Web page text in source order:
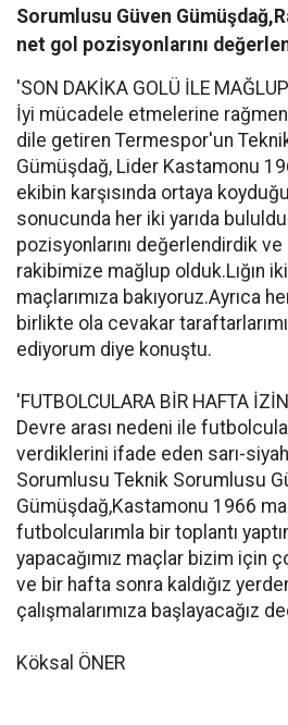
Sorumlusu Güven
net gol pozisyonlarını
'SON DAKİKA GOLÜ İLE
İyi mücadele etmelerine rağmen
dile getiren Termespor'un
Gümüşdağ, Lider Kastamonu
ekibin karşısında ortaya
sonucunda her iki yarıda
pozisyonlarını değerlendirdik
rakibimize mağlup olduk.Lığın
maçlarımıza bakıyoruz.Ayrıca
birlikte ola cevakar
ediyorum diye konuştu.
'FUTBOLCULARA BİR HAFTA
Devre arası nedeni ile
verdiklerini ifade eden sarı-
Sorumlusu Teknik Sorumlusu
Gümüşdağ,Kastamonu 1966
futbolcularımla bir toplantı
yapacağımız maçlar bizim için
ve bir hafta sonra kaldığız
çalışmalarımıza başlayacağız
Köksal ÖNER